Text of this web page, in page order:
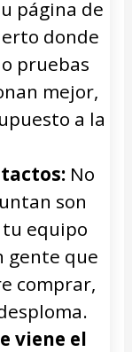
página de
donde
pruebas
mejor,
a la
No
son
tu equipo
gente que
comprar,
viene el